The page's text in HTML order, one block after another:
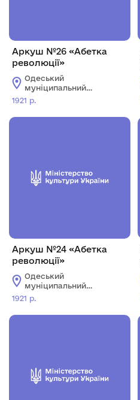
Аркуш №26 «Абетка
революції»
Одеський
муніципальний
музей особистих
колекцій імені О.В.
Блещунова
1921 р.
Аркуш №24 «Абетка
революції»
Одеський
муніципальний
музей особистих
колекцій імені О.В.
Блещунова
1921 р.